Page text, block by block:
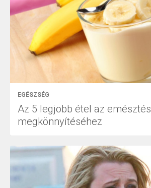
EGÉSZSÉG
Az 5 legjobb étel az emésztés
megkönnyítéséhez